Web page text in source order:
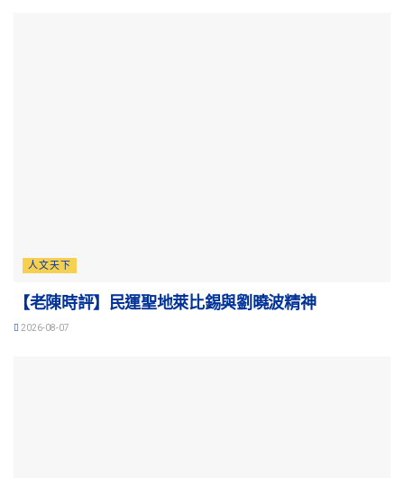
人文天下
【老陳時評】民運聖地萊比錫與劉曉波精神
2026-08-07